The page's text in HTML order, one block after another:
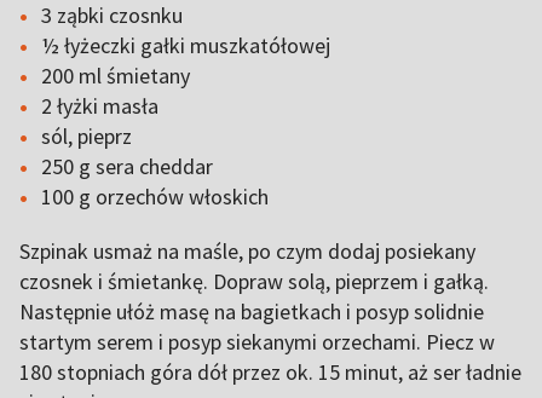
3 ząbki czosnku
½ łyżeczki gałki muszkatółowej
200 ml śmietany
2 łyżki masła
sól, pieprz
250 g sera cheddar
100 g orzechów włoskich
Szpinak usmaż na maśle, po czym dodaj posiekany
czosnek i śmietankę. Dopraw solą, pieprzem i gałką.
Następnie ułóż masę na bagietkach i posyp solidnie
startym serem i posyp siekanymi orzechami. Piecz w
180 stopniach góra dół przez ok. 15 minut, aż ser ładnie